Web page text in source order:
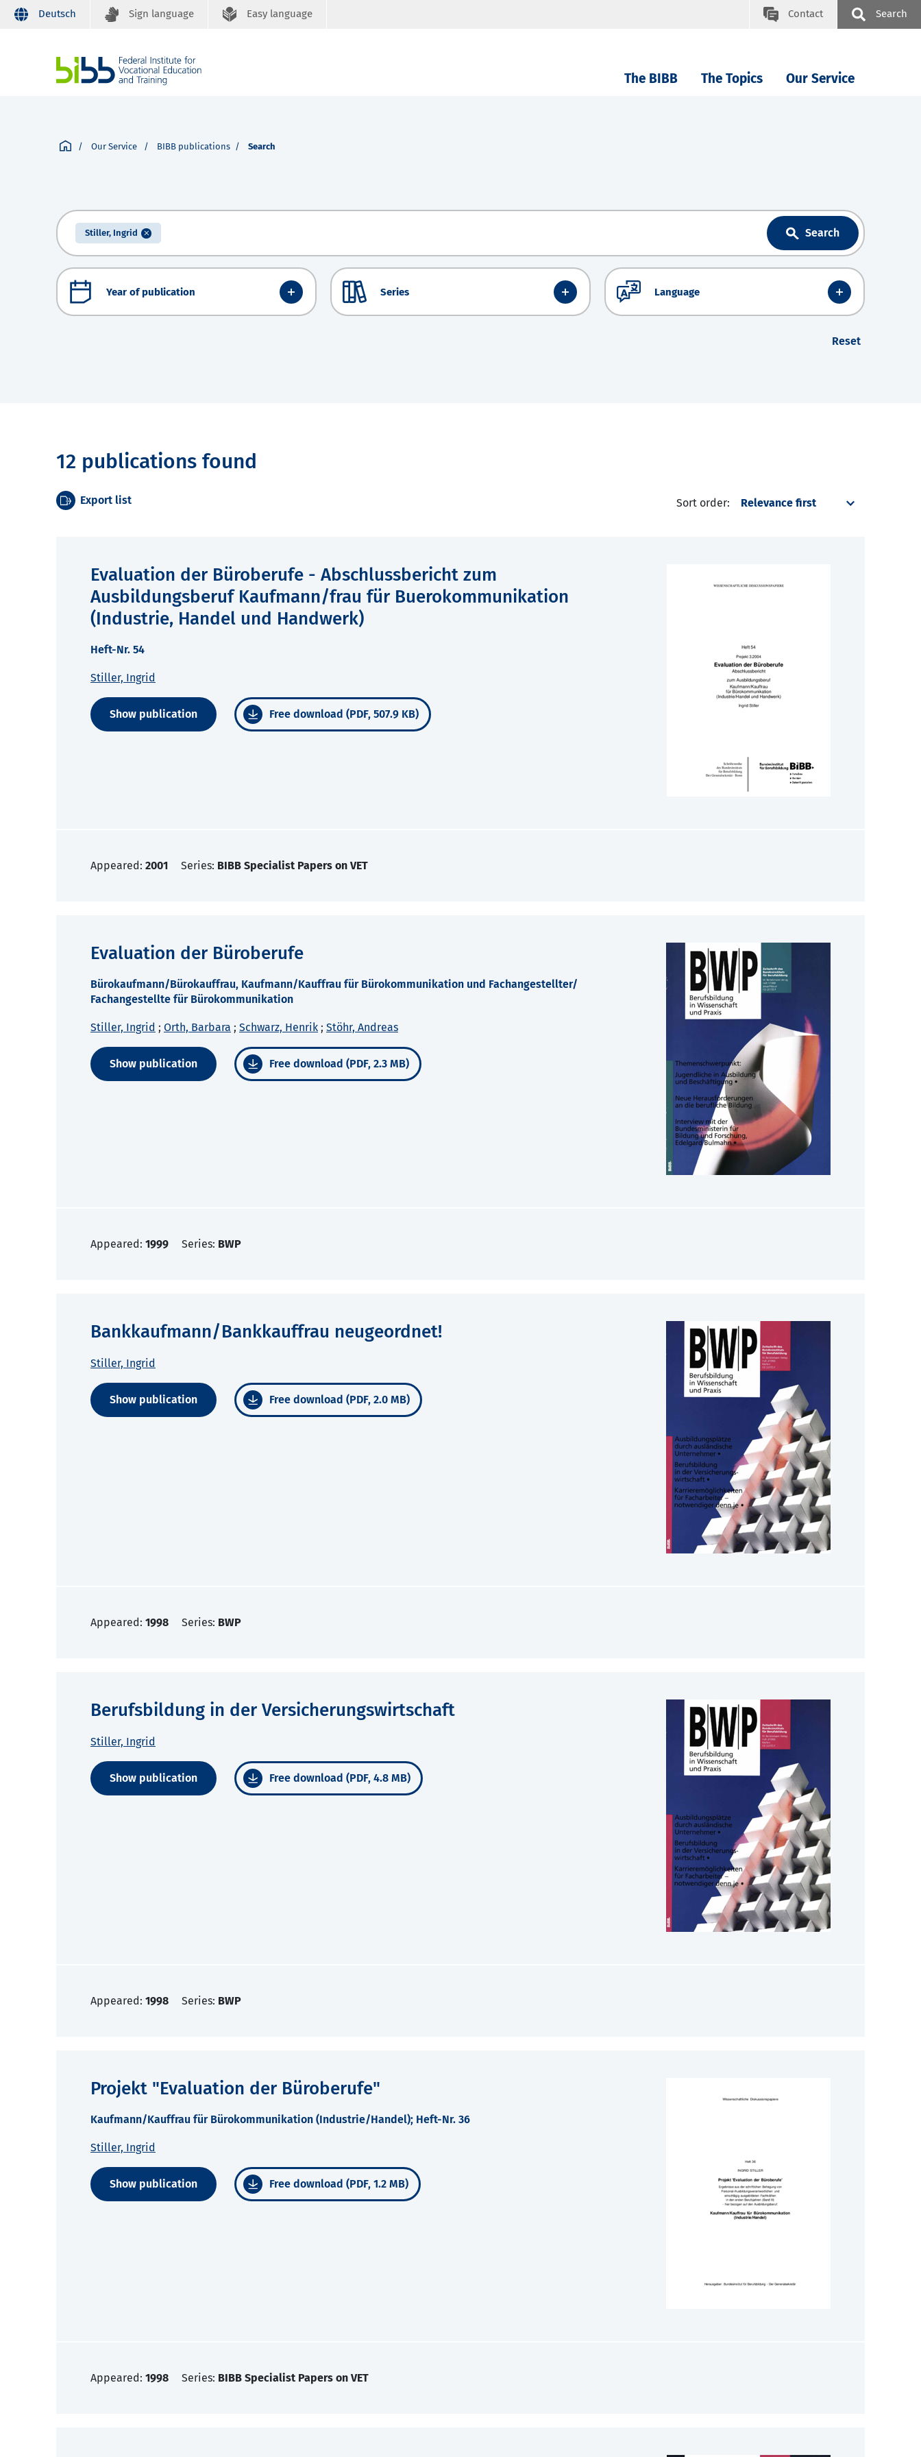
Deutsch Sign language Easy language Contact Search
The BIBB The Topics Our Service
Our Service BIBB publications Search
Stiller, Ingrid Search
Year of publication Series Language
Reset
12 publications found
Export list Sort order:
Evaluation der Büroberufe - Abschlussbericht zum
Ausbildungsberuf Kaufmann/frau für Buerokommunikation
(Industrie, Handel und Handwerk)
Heft-Nr. 54
Stiller, Ingrid
Show publication Free download (PDF, 507.9 KB)
Appeared: 2001 Series: BIBB Specialist Papers on VET
Evaluation der Büroberufe
Bürokaufmann/Bürokauffrau, Kaufmann/Kauffrau für Bürokommunikation und Fachangestellter/
Fachangestellte für Bürokommunikation
Stiller, Ingrid ; Orth, Barbara ; Schwarz, Henrik ; Stöhr, Andreas
Show publication Free download (PDF, 2.3 MB)
Appeared: 1999 Series: BWP
Bankkaufmann/Bankkauffrau neugeordnet!
Stiller, Ingrid
Show publication Free download (PDF, 2.0 MB)
Appeared: 1998 Series: BWP
Berufsbildung in der Versicherungswirtschaft
Stiller, Ingrid
Show publication Free download (PDF, 4.8 MB)
Appeared: 1998 Series: BWP
Projekt "Evaluation der Büroberufe"
Kaufmann/Kauffrau für Bürokommunikation (Industrie/Handel); Heft-Nr. 36
Stiller, Ingrid
Show publication Free download (PDF, 1.2 MB)
Appeared: 1998 Series: BIBB Specialist Papers on VET